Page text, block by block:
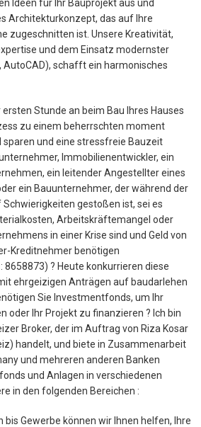
Ideen für Ihr Bauprojekt aus und
Architekturkonzept, das auf Ihre
zugeschnitten ist. Unsere Kreativität,
und dem Einsatz modernster
AutoCAD), schafft ein harmonisches
Stunde an beim Bau Ihres Hauses
zu einem beherrschten moment
sparen und eine stressfreie Bauzeit
Immobilienentwickler, ein
ein leitender Angestellter eines
ein Bauunternehmer, der während der
Schwierigkeiten gestoßen ist, sei es
Arbeitskräftemangel oder
in einer Krise sind und Geld von
Kreditnehmer benötigen
? Heute konkurrieren diese
ehrgeizigen Anträgen auf baudarlehen
Sie Investmentfonds, um Ihr
oder Ihr Projekt zu finanzieren ? Ich bin
Broker, der im Auftrag von Riza Kosar
handelt, und biete in Zusammenarbeit
und mehreren anderen Banken
und Anlagen in verschiedenen
in den folgenden Bereichen :
bis Gewerbe können wir Ihnen helfen, Ihre